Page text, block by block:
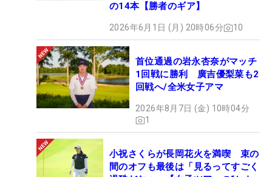
の14本【勝者のギア】
2026年6月1日 (月) 20時06分 10
首位通過の岩永杏奈がマッチ
1回戦に勝利 廣吉優梨菜も2
回戦へ/全米女子アマ
2026年8月7日 (金) 10時04分
1
小祝さくらが長岡花火を満喫 束の
間のオフも最後は「見るってすごく